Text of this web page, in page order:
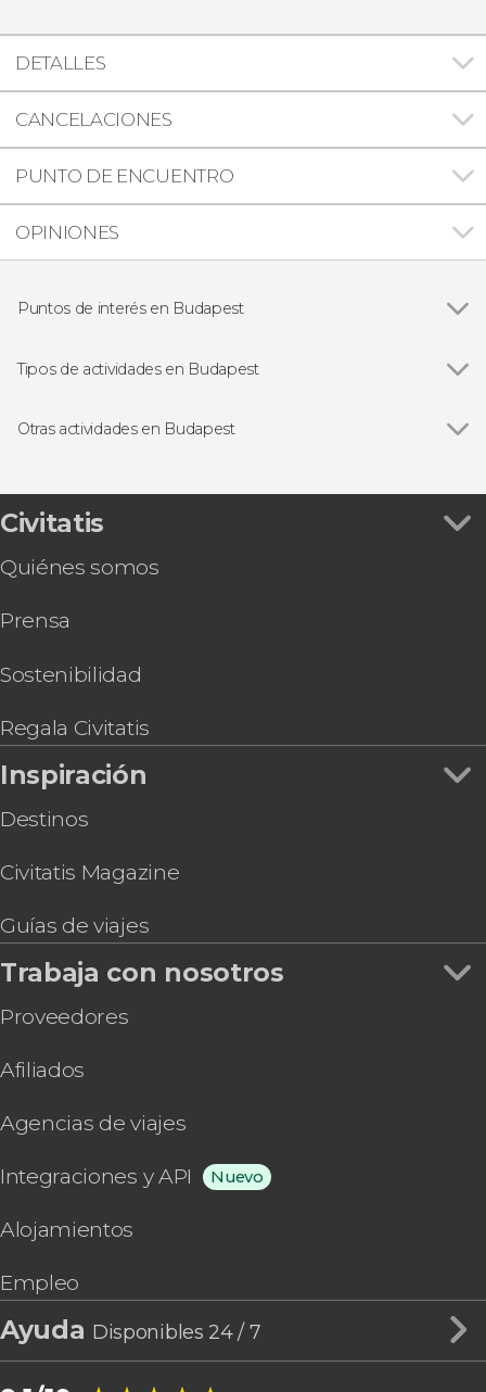
DETALLES
CANCELACIONES
PUNTO DE ENCUENTRO
OPINIONES
Puntos de interés en Budapest
Basílica de San Esteban
Castillo de Buda
Tipos de actividades en Budapest
Free tours en Budapest
Termas de Budapest
Excursiones de un día desde Budapest
Autobuses turísticos en Budapest
Otras actividades en Budapest
Tour de fiesta por los ruin bars de Budapest
Tour por el Bastión de los Pescadores y la iglesia
Free tour gastronómico por Budapest
Entrada al mirador MOL SkyDeck
Entrada al Madame Tussauds de Budapest
Budapest MegaPass
Civitatis
Quiénes somos
Prensa
Sostenibilidad
Regala Civitatis
Inspiración
Destinos
Civitatis Magazine
Guías de viajes
Trabaja con nosotros
Proveedores
Afiliados
Agencias de viajes
Integraciones y API Nuevo
Alojamientos
Empleo
Ayuda Disponibles 24 / 7